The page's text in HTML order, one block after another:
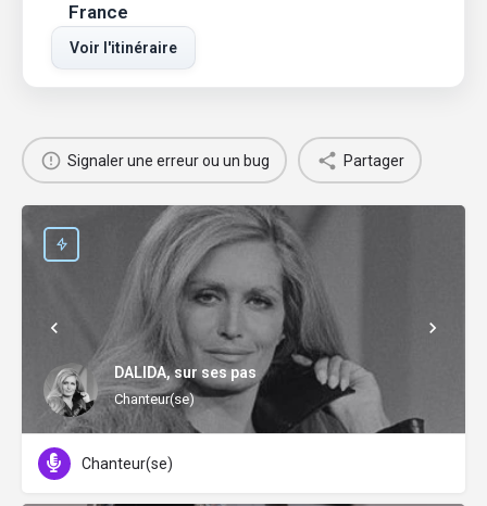
France
Voir l'itinéraire
Signaler une erreur ou un bug Partager
DALIDA, sur ses pas
Chanteur(se)
Chanteur(se)